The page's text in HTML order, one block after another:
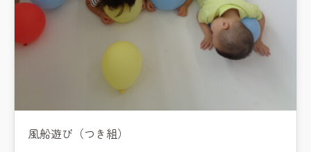
風船遊び（つき組）